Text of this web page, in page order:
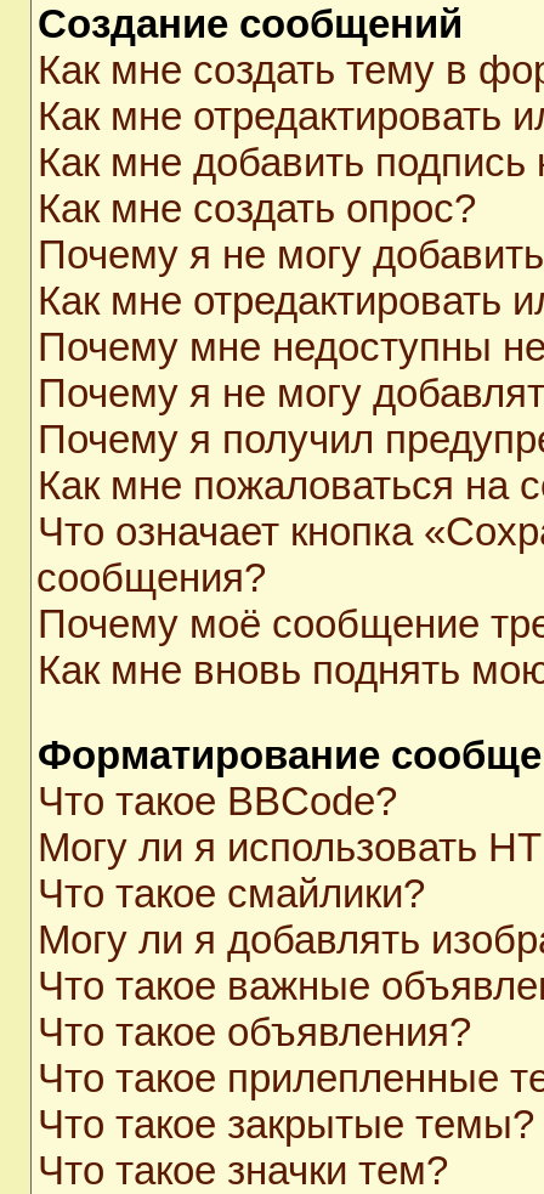
Создание сообщений
Как мне создать тему в
Как мне отредактировать
Как мне добавить
Как мне создать опрос?
Почему я не могу
Как мне отредактировать
Почему мне недоступны
Почему я не могу
Почему я получил
Как мне пожаловаться на
Что означает кнопка
сообщения?
Почему моё сообщение
Как мне вновь поднять
Форматирование
Что такое BBCode?
Могу ли я использовать
Что такое смайлики?
Могу ли я добавлять
Что такое важные
Что такое объявления?
Что такое прилепленные
Что такое закрытые темы?
Что такое значки тем?